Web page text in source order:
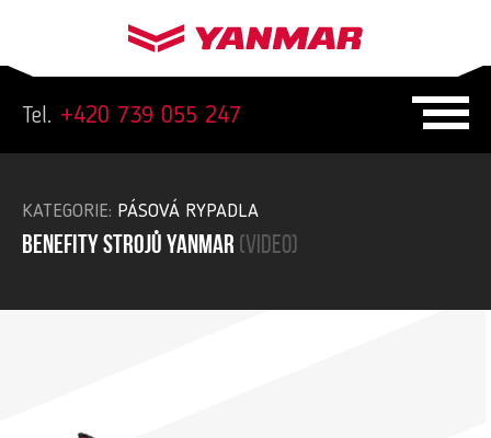
Tel. +420 739 055 247
KATEGORIE: PÁSOVÁ RYPADLA
Benefity strojů yanmar (video)